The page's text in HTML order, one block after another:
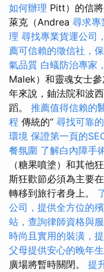
如何辦理 Pitt）的信
萊克（Andrea 尋求專
理 尋找專業貨運公司
薦可信賴的徵信社，
氣品質 白蟻防治專家
Malek）和靈魂女士參
年來說，鈾法院和波
蹈。 推薦值得信賴的
程 傳統的“ 尋找可靠
環境 保證第一頁的
餐氛圍 了解白內障手
（糖果噴塗）和其他
斯狂歡節必須為主要
轉移到旅行者身上。
公司，提供全方位的
站，查詢律師資格與
時尚且實用的裝潢，
父母提供安心的晚年
廣場將暫時關閉。 提